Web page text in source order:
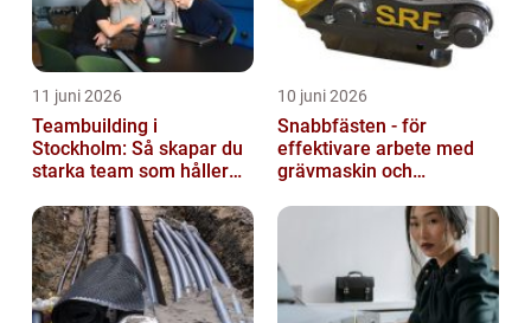
11 juni 2026
Teambuilding i
Stockholm: Så skapar du
starka team som håller
10 juni 2026
Snabbfästen - för
effektivare arbete med
grävmaskin och